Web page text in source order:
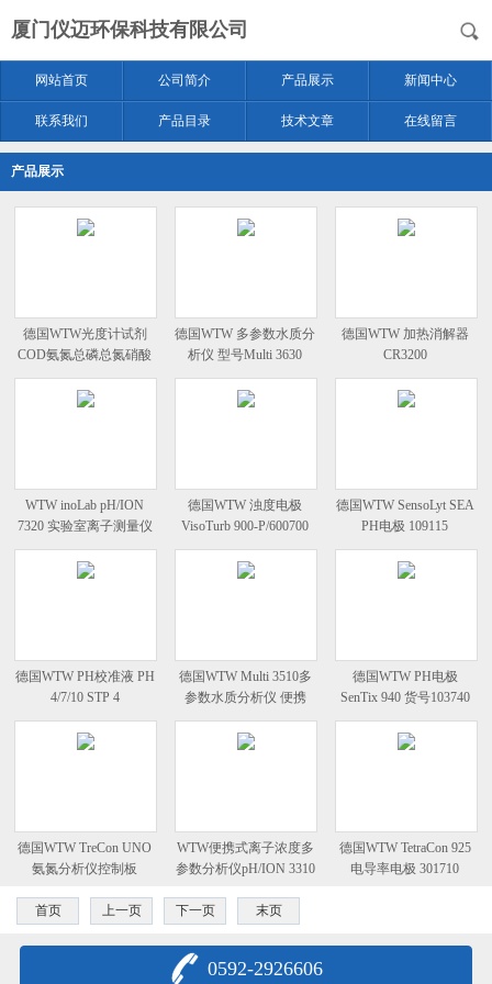
厦门仪迈环保科技有限公司
网站首页 公司简介 产品展示 新闻中心
联系我们 产品目录 技术文章 在线留言
产品展示
德国WTW光度计试剂
COD氨氮总磷总氮硝酸
盐
德国WTW 多参数水质分
析仪 型号Multi 3630
德国WTW 加热消解器
CR3200
WTW inoLab pH/ION
7320 实验室离子测量仪
德国WTW 浊度电极
VisoTurb 900-P/600700
德国WTW SensoLyt SEA
PH电极 109115
德国WTW PH校准液 PH
4/7/10 STP 4
德国WTW Multi 3510多
参数水质分析仪 便携
德国WTW PH电极
SenTix 940 货号103740
德国WTW TreCon UNO
氨氮分析仪控制板
WTW便携式离子浓度多
参数分析仪pH/ION 3310
德国WTW TetraCon 925
电导率电极 301710
首页 上一页 下一页 末页
0592-2926606